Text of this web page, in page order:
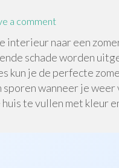
a comment
interieur naar een
schade worden
kun je de perfecte
wanneer je
te vullen met kleur